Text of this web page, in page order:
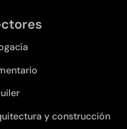
y construcción